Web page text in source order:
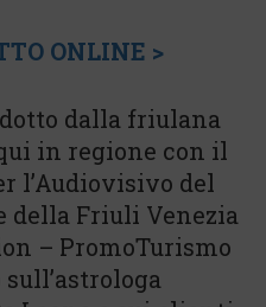
ONLINE >
dalla friulana
in regione con il
l’Audiovisivo del
della Friuli Venezia
– PromoTurismo